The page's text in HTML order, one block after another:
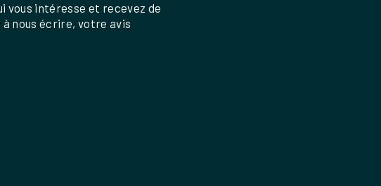
vous intéresse et recevez de
à nous écrire, votre avis